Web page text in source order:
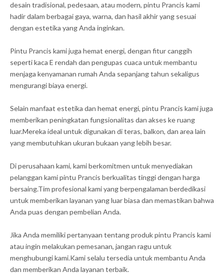
desain tradisional, pedesaan, atau modern, pintu Prancis kami
hadir dalam berbagai gaya, warna, dan hasil akhir yang sesuai
dengan estetika yang Anda inginkan.
Pintu Prancis kami juga hemat energi, dengan fitur canggih
seperti kaca E rendah dan pengupas cuaca untuk membantu
menjaga kenyamanan rumah Anda sepanjang tahun sekaligus
mengurangi biaya energi.
Selain manfaat estetika dan hemat energi, pintu Prancis kami juga
memberikan peningkatan fungsionalitas dan akses ke ruang
luar.Mereka ideal untuk digunakan di teras, balkon, dan area lain
yang membutuhkan ukuran bukaan yang lebih besar.
Di perusahaan kami, kami berkomitmen untuk menyediakan
pelanggan kami pintu Prancis berkualitas tinggi dengan harga
bersaing.Tim profesional kami yang berpengalaman berdedikasi
untuk memberikan layanan yang luar biasa dan memastikan bahwa
Anda puas dengan pembelian Anda.
Jika Anda memiliki pertanyaan tentang produk pintu Prancis kami
atau ingin melakukan pemesanan, jangan ragu untuk
menghubungi kami.Kami selalu tersedia untuk membantu Anda
dan memberikan Anda layanan terbaik.